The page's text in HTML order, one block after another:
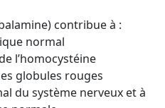
contribue à :
normal
l’homocystéine
globules rouges
du système nerveux et à